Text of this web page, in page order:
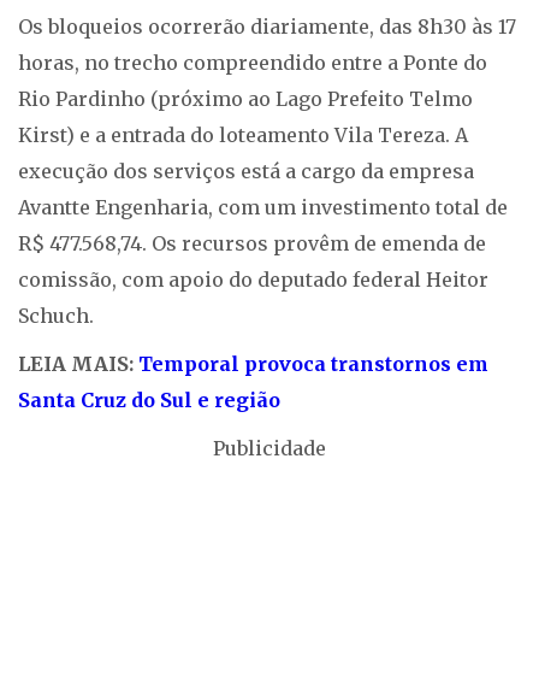
Os bloqueios ocorrerão diariamente, das 8h30 às 17
horas, no trecho compreendido entre a Ponte do
Rio Pardinho (próximo ao Lago Prefeito Telmo
Kirst) e a entrada do loteamento Vila Tereza. A
execução dos serviços está a cargo da empresa
Avantte Engenharia, com um investimento total de
R$ 477.568,74. Os recursos provêm de emenda de
comissão, com apoio do deputado federal Heitor
Schuch.
LEIA MAIS: Temporal provoca transtornos em
Santa Cruz do Sul e região
Publicidade